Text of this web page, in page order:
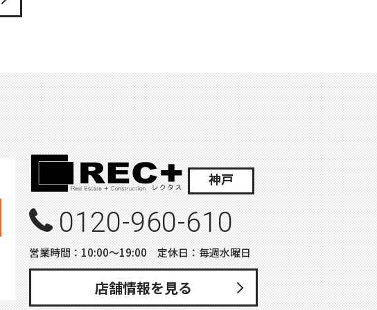
神戸
0120-960-610
営業時間：10:00〜19:00 定休日：毎週水曜日
店舗情報を見る